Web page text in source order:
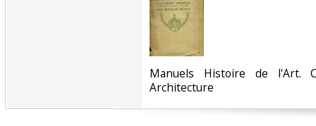
‎Manuels Histoire de l'Art.
Architecture‎